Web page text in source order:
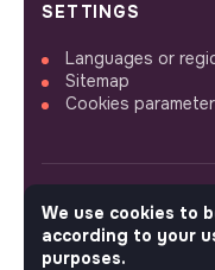
SETTINGS
Languages or
Sitemap
Cookies
FOLLOW US
We use cookies to
according to your
purposes.